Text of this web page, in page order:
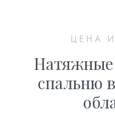
ЦЕНА
Натяжные
спальню